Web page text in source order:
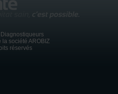
la société AROBIZ
réservés